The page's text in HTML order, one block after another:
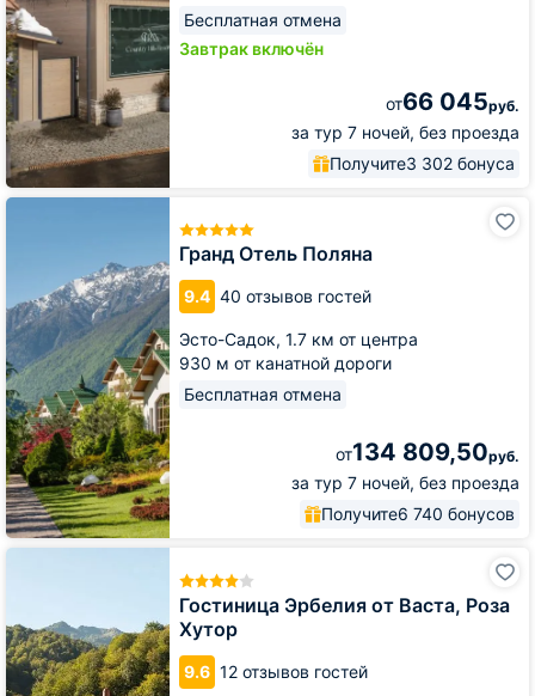
Бесплатная отмена
Завтрак включён
от66 045руб.
за тур 7 ночей, без проезда
Получите3 302 бонуса
Гранд Отель Поляна
9.4 40 отзывов гостей
Эсто-Садок, 1.7 км от центра
930 м от канатной дороги
Бесплатная отмена
от134 809,50руб.
за тур 7 ночей, без проезда
Получите6 740 бонусов
Гранд
Гостиница Эрбелия от Васта, Роза
Хутор
9.6 12 отзывов гостей
Гостиница
Васта,
Роза
Хутор